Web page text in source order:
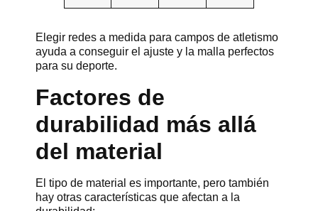
Elegir redes a medida para campos de atletismo
ayuda a conseguir el ajuste y la malla perfectos
para su deporte.
Factores de
durabilidad más allá
del material
El tipo de material es importante, pero también
hay otras características que afectan a la